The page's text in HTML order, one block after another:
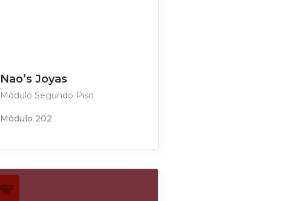
Nao’s Joyas
Módulo Segundo Piso
Módulo 202